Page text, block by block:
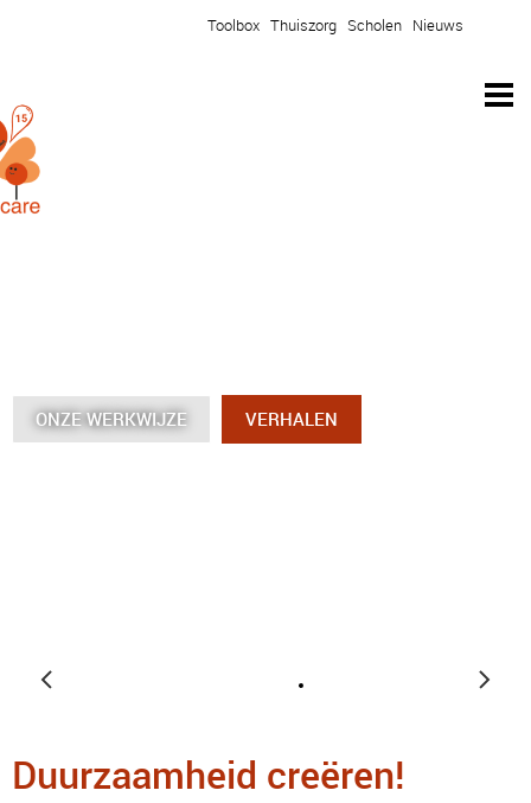
Toolbox Thuiszorg Scholen Nieuws
ONZE WERKWIJZE VERHALEN
ONZE WERKWIJZE VERHALEN
ONZE WERKWIJZE VERHALEN
ONZE WERKWIJZE VERHALEN
Duurzaamheid creëren!